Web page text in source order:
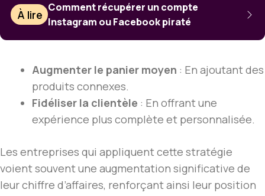
À lire
Comment récupérer un compte
Instagram ou Facebook piraté
Augmenter le panier moyen : En ajoutant des
produits connexes.
Fidéliser la clientèle : En offrant une
expérience plus complète et personnalisée.
Les entreprises qui appliquent cette stratégie
voient souvent une augmentation significative de
leur chiffre d’affaires, renforçant ainsi leur position